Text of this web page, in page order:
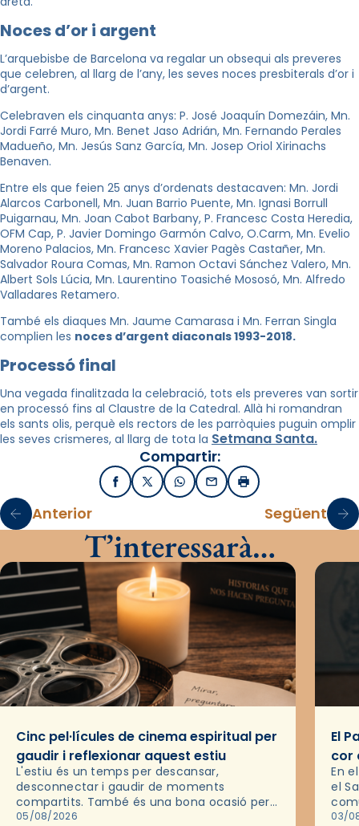
Noces d’or i argent
L’arquebisbe de Barcelona va regalar un obsequi als preveres
que celebren, al llarg de l’any, les seves noces presbiterals d’or i
d’argent.
Celebraven els cinquanta anys: P. José Joaquín Domezáin, Mn.
Jordi Farré Muro, Mn. Benet Jaso Adrián, Mn. Fernando Perales
Madueño, Mn. Jesús Sanz García, Mn. Josep Oriol Xirinachs
Benaven.
Entre els que feien 25 anys d’ordenats destacaven: Mn. Jordi
Alarcos Carbonell, Mn. Juan Barrio Puente, Mn. Ignasi Borrull
Puigarnau, Mn. Joan Cabot Barbany, P. Francesc Costa Heredia,
OFM Cap, P. Javier Domingo Garmón Calvo, O.Carm, Mn. Evelio
Moreno Palacios, Mn. Francesc Xavier Pagès Castañer, Mn.
Salvador Roura Comas, Mn. Ramon Octavi Sánchez Valero, Mn.
Albert Sols Lúcia, Mn. Laurentino Toasiché Mososó, Mn. Alfredo
Valladares Retamero.
També els diaques Mn. Jaume Camarasa i Mn. Ferran Singla
complien les noces d’argent diaconals 1993-2018.
Processó final
Una vegada finalitzada la celebració, tots els preveres van sortir
en processó fins al Claustre de la Catedral. Allà hi romandran
els sants olis, perquè els rectors de les parròquies puguin omplir
les seves crismeres, al llarg de tota la Setmana Santa.
Compartir:
FacebookX / TwitterWhatsApp
EmailImprimir
Anterior Següent
T’interessarà…
Cinc pel·lícules de cinema espiritual per
gaudir i reflexionar aquest estiu
L'estiu és un temps per descansar,
desconnectar i gaudir de moments
compartits. També és una bona ocasió per
deixar-se portar per una bona història i, a
05/08/2026
El
cor
En
el
de
03/